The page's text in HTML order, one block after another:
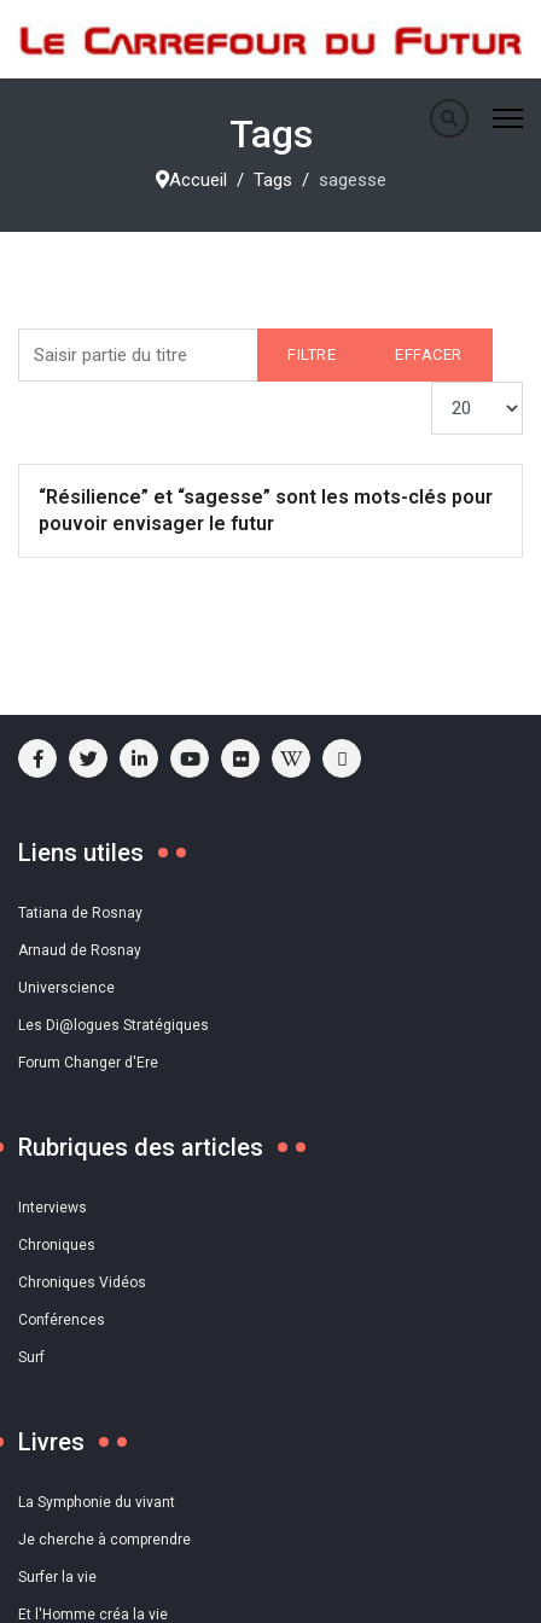
Tags
Accueil Tags sagesse
FILTRE EFFACER
“Résilience” et “sagesse” sont les mots-clés pour
pouvoir envisager le futur
Liens utiles
Tatiana de Rosnay
Arnaud de Rosnay
Universcience
Les Di@logues Stratégiques
Forum Changer d'Ere
Rubriques des articles
Interviews
Chroniques
Chroniques Vidéos
Conférences
Surf
Livres
La Symphonie du vivant
Je cherche à comprendre
Surfer la vie
Et l'Homme créa la vie